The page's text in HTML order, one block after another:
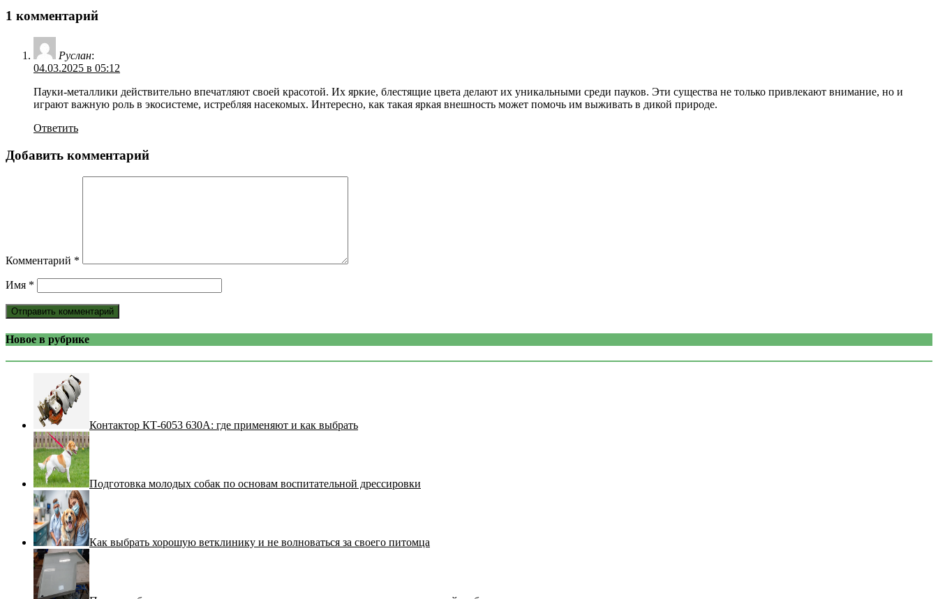
1 комментарий
Руслан:
04.03.2025 в 05:12
Пауки-металлики действительно впечатляют своей красотой. Их яркие, блестящие цвета делают их уникальными среди пауков. Эти существа не только привлекают внимание, но и
играют важную роль в экосистеме, истребляя насекомых. Интересно, как такая яркая внешность может помочь им выживать в дикой природе.
Ответить
Добавить комментарий
Комментарий *
Имя *
Новое в рубрике
Контактор КТ-6053 630А: где применяют и как выбрать
Подготовка молодых собак по основам воспитательной дрессировки
Как выбрать хорошую ветклинику и не волноваться за своего питомца